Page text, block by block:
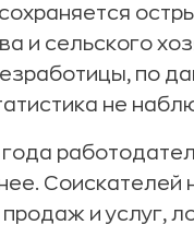
и сельского
по
не
Соискателей
и услуг,